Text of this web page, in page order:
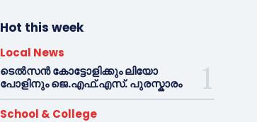
Hot this week
Local News
ടെൽസൻ കോട്ടോളിക്കും ലിയോ
പോളിനും ജെ.എഫ്.എസ്. പുരസ്കാരം
School & College